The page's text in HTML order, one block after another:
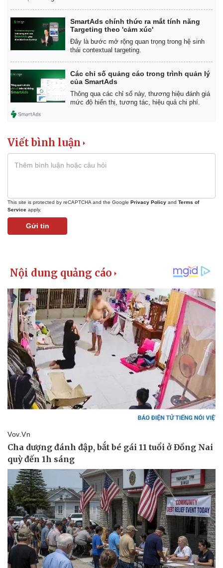
Pháp luật
Vụ án
Tin nóng
Quân sự - Quốc phòng
Vũ khí
Việt Nam
Thể thao
Bóng đá
Lịch thi đấu bóng đá
Thế giới thể thao
eSports
Hậu trường
Ô tô - Xe máy
Ô tô
Xe máy
Tư vấn
SmartAds chính thức ra mắt tính năng
Targeting theo 'cảm xúc'
Đây là bước mở rộng quan trọng trong hệ sinh
thái contextual targeting.
Các chỉ số quảng cáo trong trình quản lý
của SmartAds
Thông qua các chỉ số này, thương hiệu đánh giá
mức độ hiển thị, tương tác, hiệu quả chi phí.
Viết bình luận
This site is protected by reCAPTCHA and the Google Privacy Policy and Terms of
Service apply.
Gửi tin